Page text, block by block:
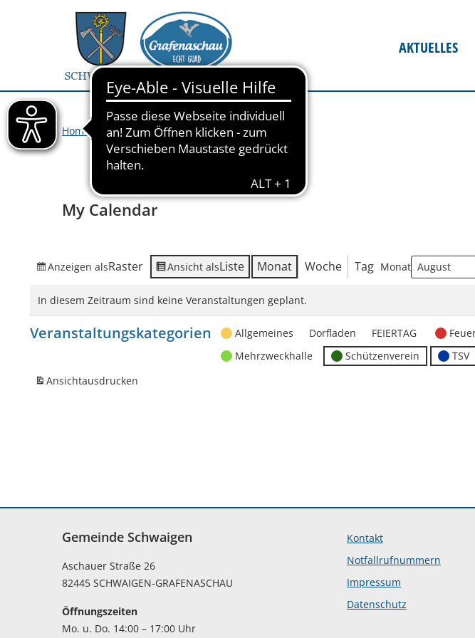
AKTUELLES
Home Veranstaltungen> My Calendar
My Calendar
Anzeigen alsRaster Ansicht alsListe Monat Woche Tag Monat
In diesem Zeitraum sind keine Veranstaltungen geplant.
Veranstaltungskategorien Allgemeines Dorfladen FEIERTAG
Mehrzweckhalle
Schützenverein TSV
Ansichtausdrucken
Gemeinde Schwaigen
Aschauer Straße 26
82445 SCHWAIGEN-GRAFENASCHAU
Öffnungszeiten
Mo. u. Do. 14:00 – 17:00 Uhr
Kontakt
Notfallrufnummern
Impressum
Datenschutz